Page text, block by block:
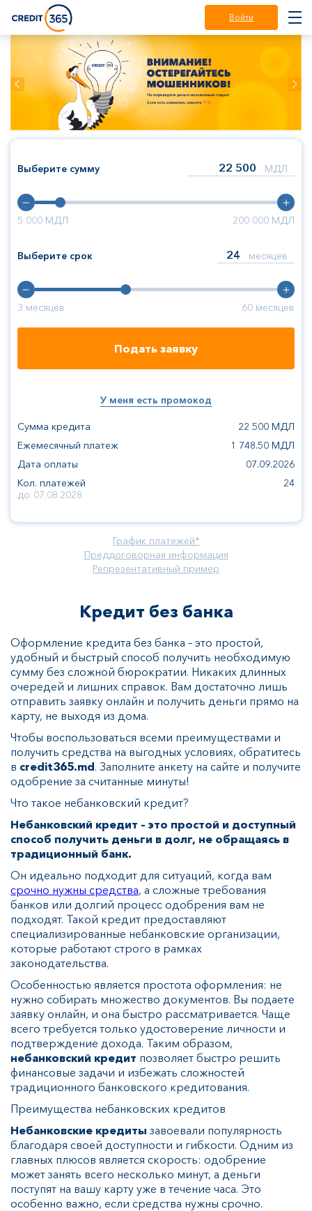
Войти
Выберите сумму МДЛ
5 000 МДЛ 200 000 МДЛ
Выберите срок месяцев
3 месяцев 60 месяцев
Сумма кредита 22 500 МДЛ
Ежемесячный платеж
1 748.50 МДЛ
Дата оплаты
07.09.2026
Кол. платежей
до 07.08.2028
24
Подать заявку
У меня есть промокод
График платежей*
Преддоговорная информация
Репрезентативный пример
Кредит без банка
Оформление кредита без банка – это простой,
удобный и быстрый способ получить необходимую
сумму без сложной бюрократии. Никаких длинных
очередей и лишних справок. Вам достаточно лишь
отправить заявку онлайн и получить деньги прямо на
карту, не выходя из дома.
Чтобы воспользоваться всеми преимуществами и
получить средства на выгодных условиях, обратитесь
в credit365.md. Заполните анкету на сайте и получите
одобрение за считанные минуты!
Что такое небанковский кредит?
Небанковский кредит – это простой и доступный
способ получить деньги в долг, не обращаясь в
традиционный банк.
Он идеально подходит для ситуаций, когда вам
срочно нужны средства, а сложные требования
банков или долгий процесс одобрения вам не
подходят. Такой кредит предоставляют
специализированные небанковские организации,
которые работают строго в рамках
законодательства.
Особенностью является простота оформления: не
нужно собирать множество документов. Вы подаете
заявку онлайн, и она быстро рассматривается. Чаще
всего требуется только удостоверение личности и
подтверждение дохода. Таким образом,
небанковский кредит позволяет быстро решить
финансовые задачи и избежать сложностей
традиционного банковского кредитования.
Преимущества небанковских кредитов
Небанковские кредиты завоевали популярность
благодаря своей доступности и гибкости. Одним из
главных плюсов является скорость: одобрение
может занять всего несколько минут, а деньги
поступят на вашу карту уже в течение часа. Это
особенно важно, если средства нужны срочно.